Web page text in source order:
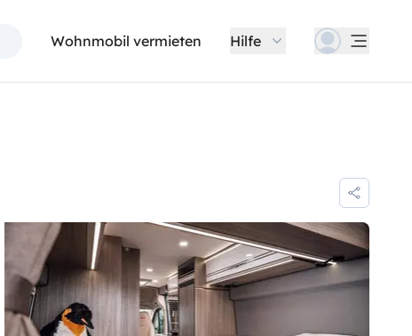
Wohnmobil vermieten Hilfe